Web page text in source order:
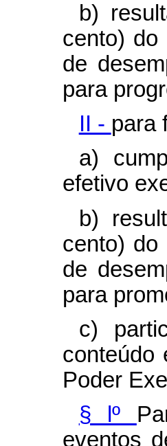
b)
cento) do
de
para
II - para
a)
efetivo
b)
cento) do
de
para
c)
conteúdo
Poder
§ lº
eventos